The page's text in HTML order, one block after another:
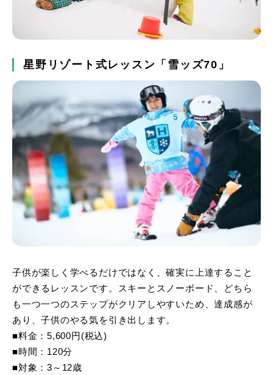
星野リゾート式レッスン「雪ッズ70」
子供が楽しく学べるだけではなく、確実に上達すること
ができるレッスンです。スキーとスノーボード、どちら
も一つ一つのステップがクリアしやすいため、達成感が
あり、子供のやる気を引き出します。
■料金：5,600円(税込)
■時間：120分
■対象：3～12歳